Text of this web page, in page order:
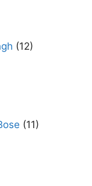
(12)
(11)